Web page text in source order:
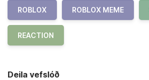
ROBLOX ROBLOX MEME
REACTION
Deila vefslóð